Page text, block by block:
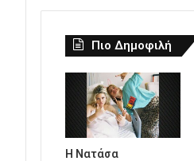
Πιο Δημοφιλή
Η Νατάσα